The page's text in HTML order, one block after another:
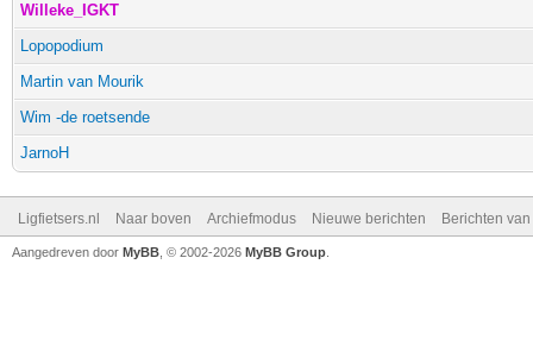
Willeke_IGKT
Lopopodium
Martin van Mourik
Wim -de roetsende
JarnoH
Ligfietsers.nl Naar boven Archiefmodus Nieuwe berichten Berichten
Aangedreven door MyBB , © 2002-2026 MyBB Group